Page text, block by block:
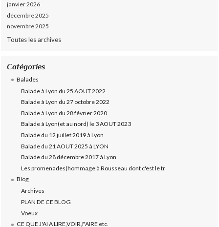
janvier 2026
décembre 2025
novembre 2025
Toutes les archives
Catégories
Balades
Balade à Lyon du 25 AOUT 2022
Balade à Lyon du 27 octobre 2022
Balade à Lyon du 28 février 2020
Balade à Lyon(et au nord) le 3 AOUT 2023
Balade du 12 juillet 2019 à Lyon
Balade du 21 AOUT 2025 à LYON
Balade du 28 décembre 2017 à Lyon
Les promenades(hommage à Rousseau dont c'est le tr
Blog
Archives
PLAN DE CE BLOG
Voeux
CE QUE J'AI A LIRE,VOIR,FAIRE etc.